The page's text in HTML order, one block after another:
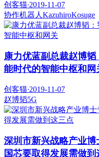
创客猫·2019-11-07
协作机器人 KazuhiroKosuge
康力优蓝副总裁赵博
能时代的智能中枢和网
创客猫·2019-11-07
赵博韬5G
深圳市新兴战略产业
国芯要取得发展需做到